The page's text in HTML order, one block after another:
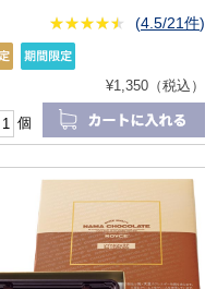
★★★★★
★★★★★ (4.5/21件)
¥1,350（税込）
個